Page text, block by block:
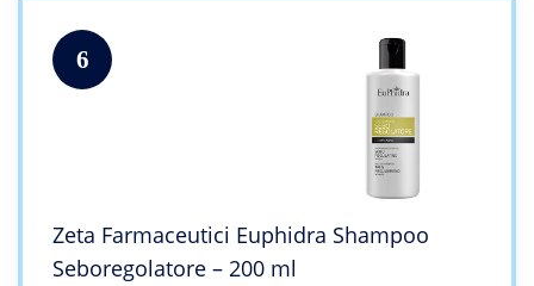
6
Zeta Farmaceutici Euphidra Shampoo
Seboregolatore – 200 ml